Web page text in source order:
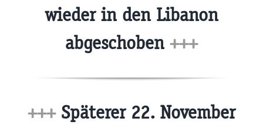
wieder in den Libanon
abgeschoben +++
+++Späterer 22. November